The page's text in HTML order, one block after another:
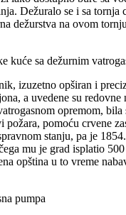
Dežuralo se i sa
dežurstva na ovom
kuće sa dežurnim
izuzetno opširan i
a uvedene su
opremom,
požara, pomoću crvene
stanju, pa je
mu je grad isplatio
opština u to vreme
pumpa